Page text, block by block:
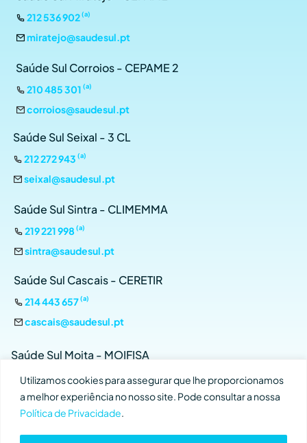
Utilizamos cookies para assegurar que lhe proporcionamos
a melhor experiência no nosso site. Pode consultar a nossa
Política de Privacidade
212 536 902(a)
miratejo@saudesul.pt
Saúde Sul Corroios - CEPAME 2
210 485 301 (a)
corroios@saudesul.pt
Saúde Sul Seixal - 3 CL
212 272 943 (a)
seixal@saudesul.pt
Saúde Sul Sintra - CLIMEMMA
219 221 998 (a)
sintra@saudesul.pt
Saúde Sul Cascais - CERETIR
214 443 657(a)
cascais@saudesul.pt
Saúde Sul Moita - MOIFISA
212 899 134
moita@saudesul.pt